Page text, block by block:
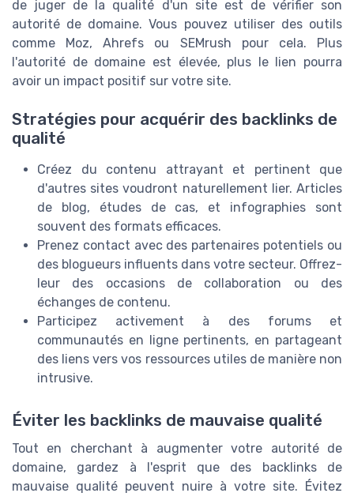
de juger de la qualité d'un site est de vérifier son
autorité de domaine. Vous pouvez utiliser des outils
comme Moz, Ahrefs ou SEMrush pour cela. Plus
l'autorité de domaine est élevée, plus le lien pourra
avoir un impact positif sur votre site.
Stratégies pour acquérir des backlinks de
qualité
Créez du contenu attrayant et pertinent que
d'autres sites voudront naturellement lier. Articles
de blog, études de cas, et infographies sont
souvent des formats efficaces.
Prenez contact avec des partenaires potentiels ou
des blogueurs influents dans votre secteur. Offrez-
leur des occasions de collaboration ou des
échanges de contenu.
Participez activement à des forums et
communautés en ligne pertinents, en partageant
des liens vers vos ressources utiles de manière non
intrusive.
Éviter les backlinks de mauvaise qualité
Tout en cherchant à augmenter votre autorité de
domaine, gardez à l'esprit que des backlinks de
mauvaise qualité peuvent nuire à votre site. Évitez